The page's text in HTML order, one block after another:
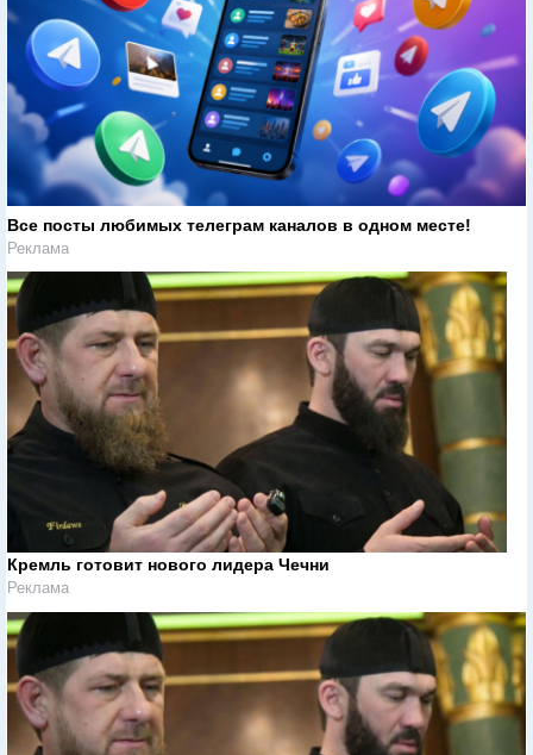
Все посты любимых телеграм каналов в одном месте!
Реклама
Кремль готовит нового лидера Чечни
Реклама